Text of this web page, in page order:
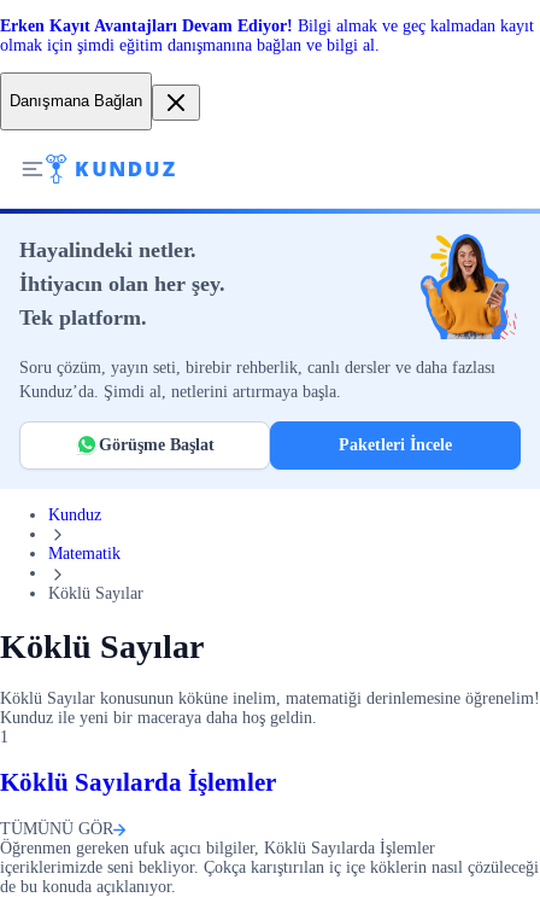
Erken Kayıt Avantajları Devam Ediyor! Bilgi almak ve geç kalmadan kayıt
olmak için şimdi eğitim danışmanına bağlan ve bilgi al.
Danışmana Bağlan
Hayalindeki netler.
İhtiyacın olan her şey.
Tek platform.
Soru çözüm, yayın seti, birebir rehberlik, canlı dersler ve daha fazlası
Kunduz’da. Şimdi al, netlerini artırmaya başla.
Görüşme Başlat Paketleri İncele
Kunduz
Matematik
Köklü Sayılar
Köklü Sayılar
Köklü Sayılar konusunun köküne inelim, matematiği derinlemesine öğrenelim!
Kunduz ile yeni bir maceraya daha hoş geldin.
1
Köklü Sayılarda İşlemler
TÜMÜNÜ GÖR
Öğrenmen gereken ufuk açıcı bilgiler, Köklü Sayılarda İşlemler
içeriklerimizde seni bekliyor. Çokça karıştırılan iç içe köklerin nasıl çözüleceği
de bu konuda açıklanıyor.